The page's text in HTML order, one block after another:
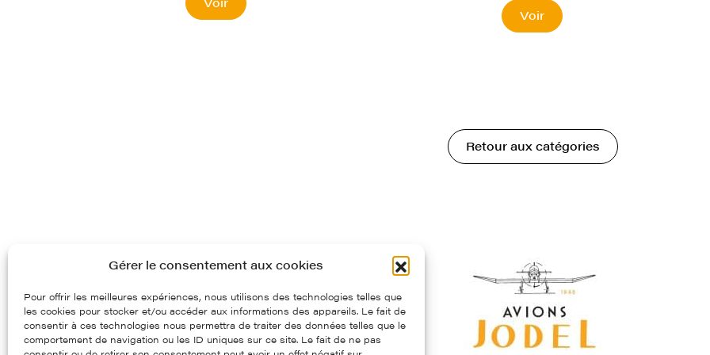
Gérer le consentement aux cookies
Pour offrir les meilleures expériences, nous utilisons des technologies telles que
les cookies pour stocker et/ou accéder aux informations des appareils. Le fait de
consentir à ces technologies nous permettra de traiter des données telles que le
comportement de navigation ou les ID uniques sur ce site. Le fait de ne pas
Voir
Retour aux catégories